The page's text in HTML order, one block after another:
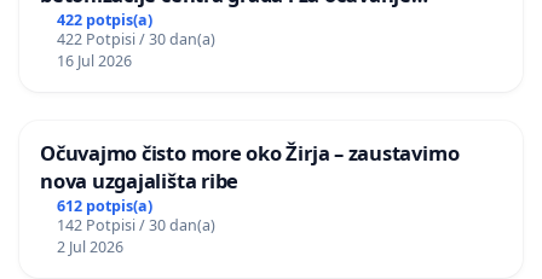
postojećih zelenih površina i odraslih stabala pri
donošenju izmjena urbanističkog plana
422 potpis(a)
422 Potpisi / 30 dan(a)
16 Jul 2026
Očuvajmo čisto more oko Žirja – zaustavimo
nova uzgajališta ribe
612 potpis(a)
142 Potpisi / 30 dan(a)
2 Jul 2026